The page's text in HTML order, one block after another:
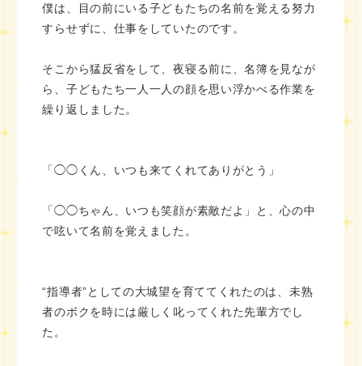
僕は、目の前にいる子どもたちの名前を覚える努力
すらせずに、仕事をしていたのです。
そこから猛反省をして、夜寝る前に、名簿を見なが
ら、子どもたち一人一人の顔を思い浮かべる作業を
繰り返しました。
「◯◯くん、いつも来てくれてありがとう」
「◯◯ちゃん、いつも笑顔が素敵だよ」と、心の中
で呟いて名前を覚えました。
“指導者”としての大城望を育ててくれたのは、未熟
者のボクを時には厳しく叱ってくれた先輩方でし
た。